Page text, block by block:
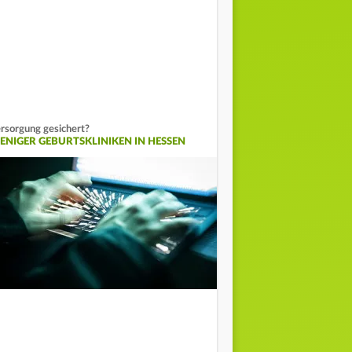
gesichert?
GEBURTSKLINIKEN IN HESSEN